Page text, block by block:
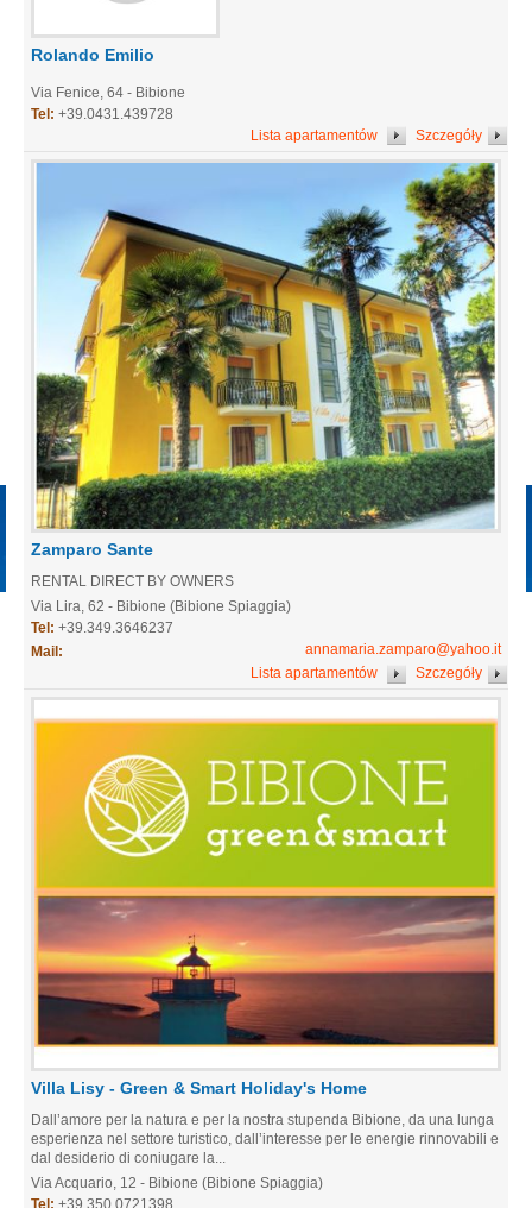
Rolando Emilio
Via Fenice, 64 - Bibione
Tel: +39.0431.439728
Szczegóły
Lista apartamentów
Zamparo Sante
RENTAL DIRECT BY OWNERS
Via Lira, 62 - Bibione (Bibione Spiaggia)
Tel: +39.349.3646237
Mail:
annamaria.zamparo@yahoo.it
Szczegóły
Lista apartamentów
Villa Lisy - Green & Smart Holiday's Home
Dall’amore per la natura e per la nostra stupenda Bibione, da una lunga
esperienza nel settore turistico, dall’interesse per le energie rinnovabili e
dal desiderio di coniugare la...
Via Acquario, 12 - Bibione (Bibione Spiaggia)
Tel: +39.350.0721398